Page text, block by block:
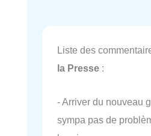
Liste des
la Presse :
- Arriver du nouveau
sympa pas de